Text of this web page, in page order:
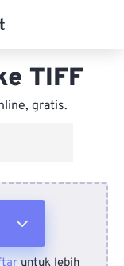
TIFF
gratis.